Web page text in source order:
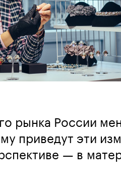
рынка России
приведут эти
— в